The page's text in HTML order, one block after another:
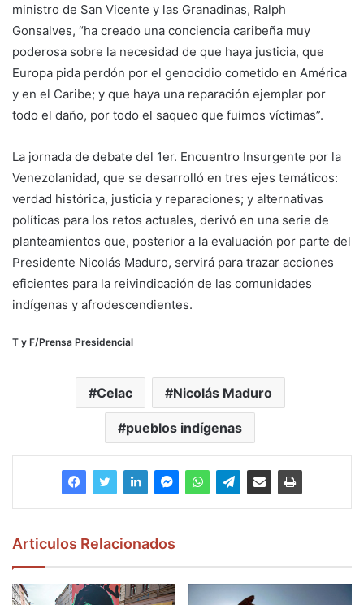
ministro de San Vicente y las Granadinas, Ralph
Gonsalves, “ha creado una conciencia caribeña muy
poderosa sobre la necesidad de que haya justicia, que
Europa pida perdón por el genocidio cometido en América
y en el Caribe; y que haya una reparación ejemplar por
todo el daño, por todo el saqueo que fuimos víctimas”.
La jornada de debate del 1er. Encuentro Insurgente por la
Venezolanidad, que se desarrolló en tres ejes temáticos:
verdad histórica, justicia y reparaciones; y alternativas
políticas para los retos actuales, derivó en una serie de
planteamientos que, posterior a la evaluación por parte del
Presidente Nicolás Maduro, servirá para trazar acciones
eficientes para la reivindicación de las comunidades
indígenas y afrodescendientes.
T y F/Prensa Presidencial
Celac Nicolás Maduro
pueblos indígenas
Articulos Relacionados